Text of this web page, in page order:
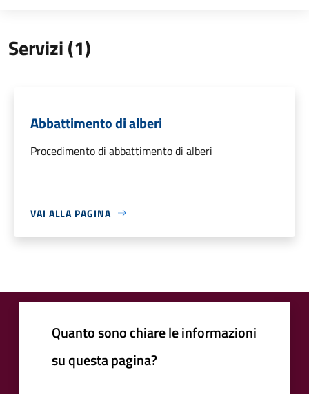
Servizi (1)
Abbattimento di alberi
Procedimento di abbattimento di alberi
VAI ALLA PAGINA
Quanto sono chiare le informazioni
su questa pagina?